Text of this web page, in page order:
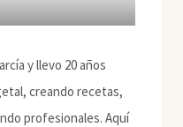
y llevo 20 años
creando recetas,
profesionales. Aquí